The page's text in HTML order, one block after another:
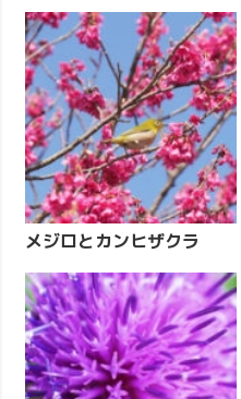
メジロとカンヒザクラ